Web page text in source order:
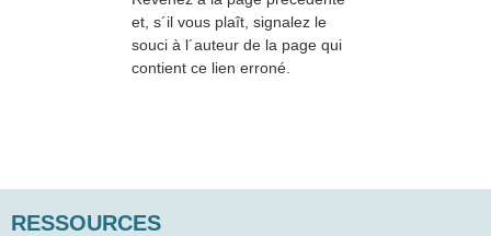
et, s´il vous plaît, signalez le
souci à l´auteur de la page qui
contient ce lien erroné.
RESSOURCES